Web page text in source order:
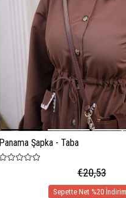
Panama Şapka - Taba
€20,53